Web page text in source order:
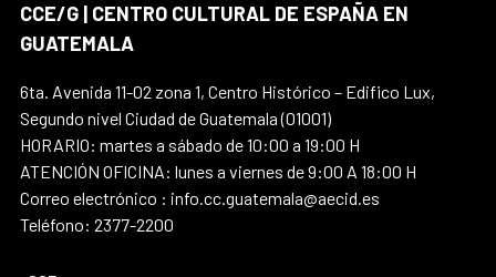
CCE/G | CENTRO CULTURAL DE ESPAÑA EN
GUATEMALA
6ta. Avenida 11-02 zona 1, Centro Histórico – Edifico Lux,
Segundo nivel Ciudad de Guatemala (01001)
HORARIO: martes a sábado de 10:00 a 19:00 H
ATENCIÓN OFICINA: lunes a viernes de 9:00 A 18:00 H
Correo electrónico : info.cc.guatemala@aecid.es
Teléfono: 2377-2200